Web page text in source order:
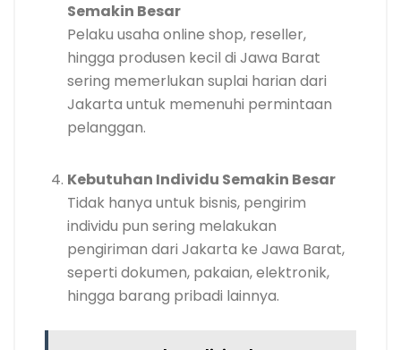
Semakin Besar
Pelaku usaha online shop, reseller,
hingga produsen kecil di Jawa Barat
sering memerlukan suplai harian dari
Jakarta untuk memenuhi permintaan
pelanggan.
Kebutuhan Individu Semakin Besar
Tidak hanya untuk bisnis, pengirim
individu pun sering melakukan
pengiriman dari Jakarta ke Jawa Barat,
seperti dokumen, pakaian, elektronik,
hingga barang pribadi lainnya.